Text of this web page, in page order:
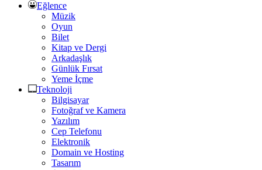
Eğlence
Müzik
Oyun
Bilet
Kitap ve Dergi
Arkadaşlık
Günlük Fırsat
Yeme İçme
Teknoloji
Bilgisayar
Fotoğraf ve Kamera
Yazılım
Cep Telefonu
Elektronik
Domain ve Hosting
Tasarım